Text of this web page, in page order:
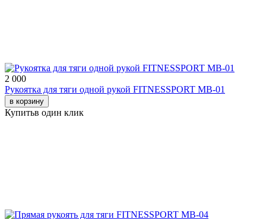
2 000
Рукоятка для тяги одной рукой FITNESSPORT МВ-01
в корзину
Купитьв один клик